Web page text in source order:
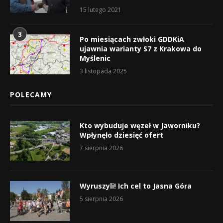
15 lutego 2021
3
Po miesiącach zwłoki GDDKiA
ujawnia warianty S7 z Krakowa do
Myślenic
3 listopada 2025
POLECAMY
Kto wybuduje węzeł w Jaworniku?
Wpłynęło dziesięć ofert
7 sierpnia 2026
Wyruszyli! Ich cel to Jasna Góra
5 sierpnia 2026